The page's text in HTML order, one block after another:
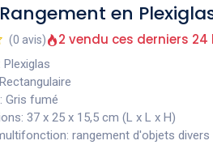
en
(0 avis) 2 vendu ces derniers 24
Plexiglas
Gris fumé
37 x 25 x 15,5 cm (L x L x H)
rangement d'objets divers